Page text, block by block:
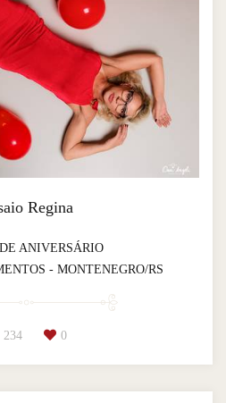
Regina
ANIVERSÁRIO
- MONTENEGRO/RS
234 0